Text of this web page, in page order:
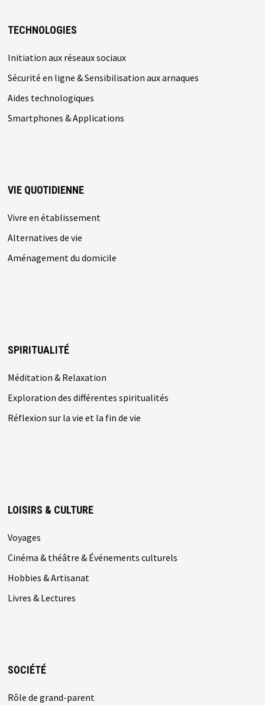
TECHNOLOGIES
Initiation aux réseaux sociaux
Sécurité en ligne & Sensibilisation aux arnaques
Aides technologiques
Smartphones & Applications
VIE QUOTIDIENNE
Vivre en établissement
Alternatives de vie
Aménagement du domicile
SPIRITUALITÉ
Méditation & Relaxation
Exploration des différentes spiritualités
Réflexion sur la vie et la fin de vie
LOISIRS & CULTURE
Voyages
Cinéma & théâtre & Événements culturels
Hobbies & Artisanat
Livres & Lectures
SOCIÉTÉ
Rôle de grand-parent